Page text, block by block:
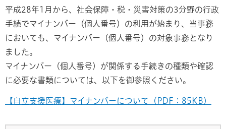
平成28年1月から、社会保障・税・災害対策の3分野の行政
手続でマイナンバー（個人番号）の利用が始まり、当事務
においても、マイナンバー（個人番号）の対象事務となり
ました。
マイナンバー（個人番号）が関係する手続きの種類や確認
に必要な書類については、以下を御参照ください。
【自立支援医療】マイナンバーについて（PDF：85KB）